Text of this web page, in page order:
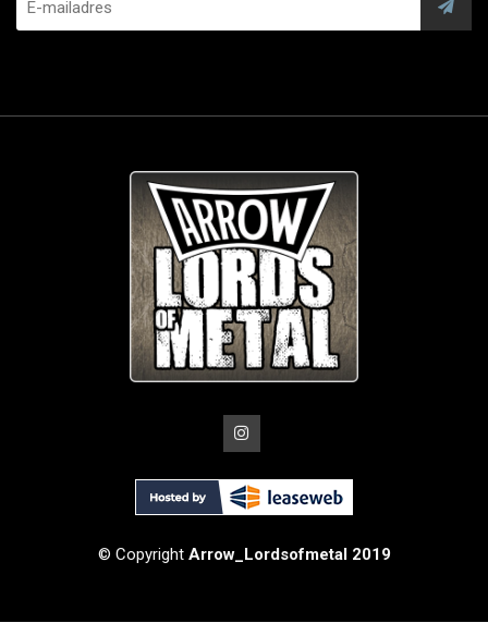
© Copyright Arrow_Lordsofmetal 2019